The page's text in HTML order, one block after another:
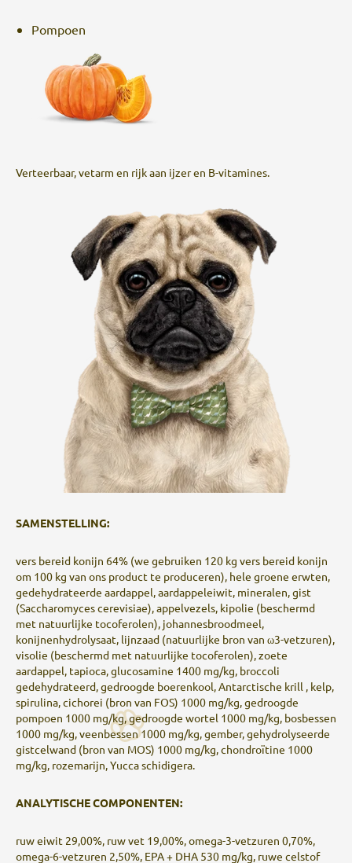
Pompoen
Verteerbaar, vetarm en rijk aan ijzer en B-vitamines.
SAMENSTELLING:
vers bereid konijn 64% (we gebruiken 120 kg vers bereid konijn
om 100 kg van ons product te produceren), hele groene erwten,
gedehydrateerde aardappel, aardappeleiwit, mineralen, gist
(Saccharomyces cerevisiae), appelvezels, kipolie (beschermd
met natuurlijke tocoferolen), johannesbroodmeel,
konijnenhydrolysaat, lijnzaad (natuurlijke bron van ω3-vetzuren),
visolie (beschermd met natuurlijke tocoferolen), zoete
aardappel, tapioca, glucosamine 1400 mg/kg, broccoli
gedehydrateerd, gedroogde boerenkool, Antarctische krill , kelp,
spirulina, cichorei (bron van FOS) 1000 mg/kg, gedroogde
pompoen 1000 mg/kg, gedroogde wortel 1000 mg/kg, bosbessen
1000 mg/kg, veenbessen 1000 mg/kg, gember, gehydrolyseerde
gistcelwand (bron van MOS) 1000 mg/kg, chondroïtine 1000
mg/kg, rozemarijn, Yucca schidigera.
ANALYTISCHE COMPONENTEN:
ruw eiwit 29,00%, ruw vet 19,00%, omega-3-vetzuren 0,70%,
omega-6-vetzuren 2,50%, EPA + DHA 530 mg/kg, ruwe celstof